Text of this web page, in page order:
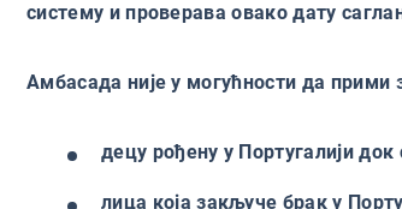
систему и проверава овако дату
Амбасада није у могућности да прими
децу рођену у Португалији
лица која закључе брак у